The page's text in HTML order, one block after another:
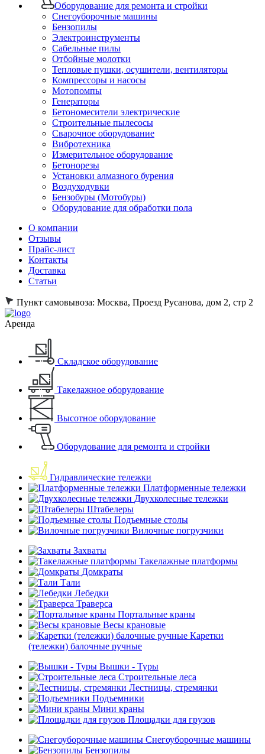
Оборудование для ремонта и стройки
Снегоуборочные машины
Бензопилы
Электроинструменты
Сабельные пилы
Отбойные молотки
Тепловые пушки, осушители, вентиляторы
Компрессоры и насосы
Мотопомпы
Генераторы
Бетономесители электрические
Строительные пылесосы
Сварочное оборудование
Вибротехника
Измерительное оборудование
Бетонорезы
Установки алмазного бурения
Воздуходувки
Бензобуры (Мотобуры)
Оборудование для обработки пола
О компании
Отзывы
Прайс-лист
Контакты
Доставка
Статьи
Пункт самовывоза: Москва, Проезд Русанова, дом 2, стр 2
Аренда
Складское оборудование
Такелажное оборудование
Высотное оборудование
Оборудование для ремонта и стройки
Гидравлические тележки
Платформенные тележки
Двухколесные тележки
Штабелеры
Подъемные столы
Вилочные погрузчики
Захваты
Такелажные платформы
Домкраты
Тали
Лебедки
Траверса
Портальные краны
Весы крановые
Каретки
(тележки) балочные ручные
Вышки - Туры
Строительные леса
Лестницы, стремянки
Подъемники
Мини краны
Площадки для грузов
Снегоуборочные машины
Бензопилы